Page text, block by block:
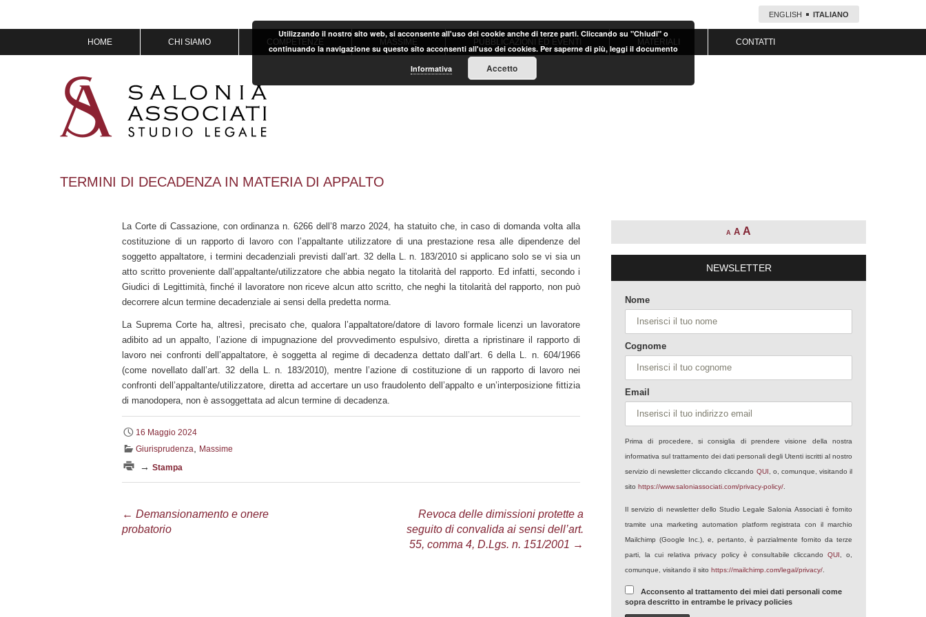
ENGLISH ITALIANO
HOME CHI SIAMO
IL TEAM
OF COUNSEL
COMPETENZE MASSIME PUBBLICAZIONI ED EVENTI MATERIALI CONTATTI
TERMINI DI DECADENZA IN MATERIA DI APPALTO
La Corte di Cassazione, con ordinanza n. 6266 dell’8 marzo 2024, ha statuito che, in caso di domanda volta alla
costituzione di un rapporto di lavoro con l’appaltante utilizzatore di una prestazione resa alle dipendenze del
soggetto appaltatore, i termini decadenziali previsti dall’art. 32 della L. n. 183/2010 si applicano solo se vi sia un
atto scritto proveniente dall’appaltante/utilizzatore che abbia negato la titolarità del rapporto. Ed infatti, secondo i
Giudici di Legittimità, finché il lavoratore non riceve alcun atto scritto, che neghi la titolarità del rapporto, non può
decorrere alcun termine decadenziale ai sensi della predetta norma.
La Suprema Corte ha, altresì, precisato che, qualora l’appaltatore/datore di lavoro formale licenzi un lavoratore
adibito ad un appalto, l’azione di impugnazione del provvedimento espulsivo, diretta a ripristinare il rapporto di
lavoro nei confronti dell’appaltatore, è soggetta al regime di decadenza dettato dall’art. 6 della L. n. 604/1966
(come novellato dall’art. 32 della L. n. 183/2010), mentre l’azione di costituzione di un rapporto di lavoro nei
confronti dell’appaltante/utilizzatore, diretta ad accertare un uso fraudolento dell’appalto e un’interposizione fittizia
di manodopera, non è assoggettata ad alcun termine di decadenza.
16 Maggio 2024
Giurisprudenza
Massime
→ Stampa
Navigazione
articolo
← Demansionamento e onere
probatorio
Revoca delle dimissioni protette a
seguito di convalida ai sensi dell’art.
55, comma 4, D.Lgs. n. 151/2001 →
A A A
NEWSLETTER
Nome
Cognome
Email
Prima di procedere, si consiglia di prendere visione della nostra
informativa sul trattamento dei dati personali degli Utenti iscritti al nostro
servizio di newsletter cliccando cliccando QUI , o, comunque, visitando il
sito https://www.saloniassociati.com/privacy-policy/
Il servizio di newsletter dello Studio Legale Salonia Associati è fornito
tramite una marketing automation platform registrata con il marchio
Mailchimp (Google Inc.), e, pertanto, è parzialmente fornito da terze
parti, la cui relativa privacy policy è consultabile cliccando QUI , o,
comunque, visitando il sito https://mailchimp.com/legal/privacy/
Acconsento al trattamento dei miei dati personali come
sopra descritto in entrambe le privacy policies
Utilizzando il nostro sito web, si acconsente all'uso dei cookie anche di terze parti. Cliccando su "Chiudi" o
continuando la navigazione su questo sito acconsenti all'uso dei cookies. Per saperne di più, leggi il documento
Informativa
Accetto